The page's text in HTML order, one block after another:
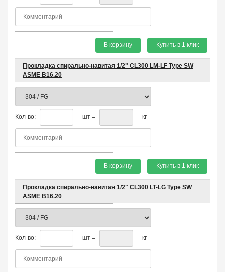
В корзину Купить в 1 клик
Прокладка спирально-навитая 1/2" CL300 LM-LF Type SW
ASME B16.20
Кол-во: шт = кг
В корзину Купить в 1 клик
Прокладка спирально-навитая 1/2" CL300 LT-LG Type SW
ASME B16.20
Кол-во: шт = кг